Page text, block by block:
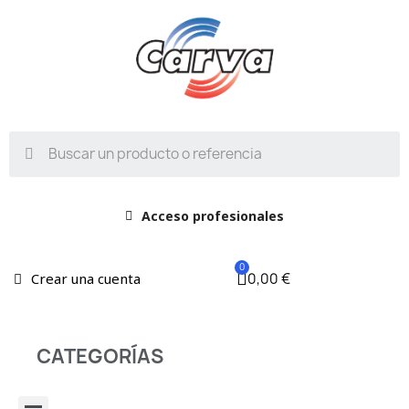
Acceso profesionales
Crear una cuenta 0,00 €
CATEGORÍAS